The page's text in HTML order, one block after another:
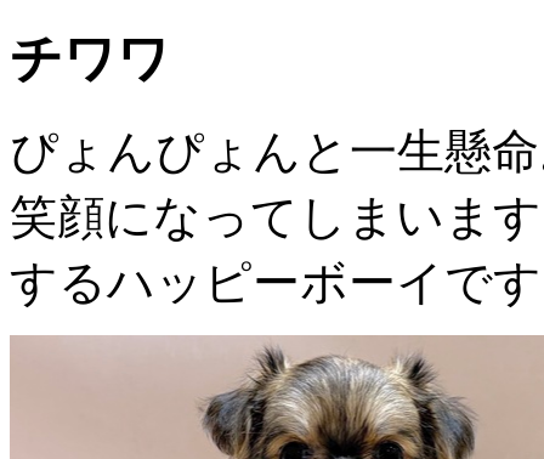
チワワ
ぴょんぴょんと一生懸
笑顔になってしまいま
するハッピーボーイで